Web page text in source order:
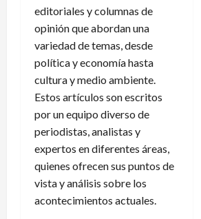
editoriales y columnas de
opinión que abordan una
variedad de temas, desde
política y economía hasta
cultura y medio ambiente.
Estos artículos son escritos
por un equipo diverso de
periodistas, analistas y
expertos en diferentes áreas,
quienes ofrecen sus puntos de
vista y análisis sobre los
acontecimientos actuales.